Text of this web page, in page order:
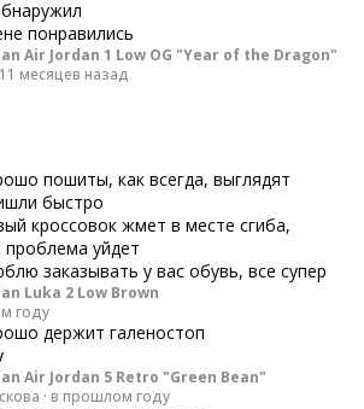
понравились
Air Jordan 1 Low OG "Year of the Dragon"
11 месяцев назад
пошиты, как всегда, выглядят
быстро
кроссовок жмет в месте сгиба,
уйдет
заказывать у вас обувь, все супер
Luka 2 Low Brown
году
держит галеностоп
Air Jordan 5 Retro "Green Bean"
· в прошлом году